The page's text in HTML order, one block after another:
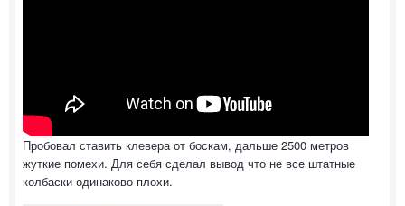
Пробовал ставить клевера от боскам, дальше 2500 метров
жуткие помехи. Для себя сделал вывод что не все штатные
колбаски одинаково плохи.